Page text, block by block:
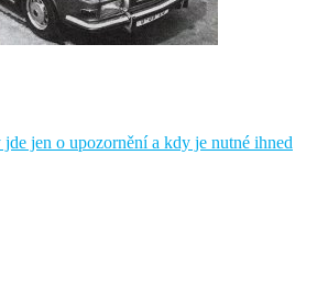
jen o upozornění a kdy je nutné ihned